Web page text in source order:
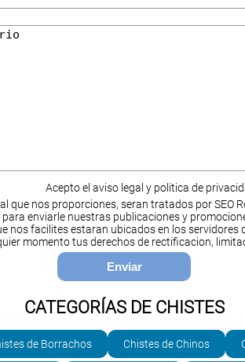
Acepto el aviso legal y politica de
que nos proporciones, seran tratados por SEO
enviarle nuestras publicaciones y
nos facilites estaran ubicados en los
momento tus derechos de rectificacion,
CATEGORÍAS DE CHISTES
de Borrachos Chistes de Chinos